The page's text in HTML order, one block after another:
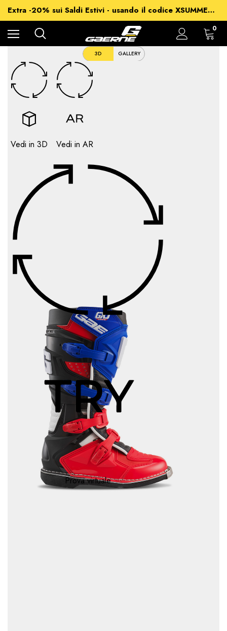
Extra -20% sui Saldi Estivi - usando il codice XSUMMER2026
Spedizioni gratuite per ordini superiori a 99€
-15% su Tutto - usando il codice XSUMMER2026
0
3D GALLERY
Vedi in 3D Vedi in AR
Prova virtuale